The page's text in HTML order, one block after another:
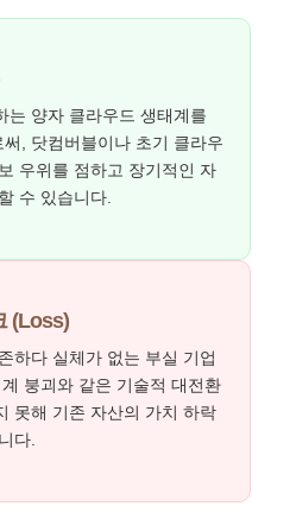
는 양자 클라우드 생태계를
, 닷컴버블이나 초기 클라우
우위를 점하고 장기적인 자
수 있습니다.
(Loss)
하다 실체가 없는 부실 기업
붕괴와 같은 기술적 대전환
못해 기존 자산의 가치 하락
다.